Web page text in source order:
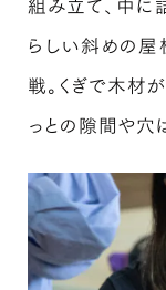
らしい斜めの屋
戦。くぎで木材
っとの隙間や穴